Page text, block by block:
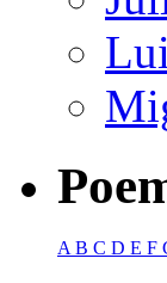
AB C D E F